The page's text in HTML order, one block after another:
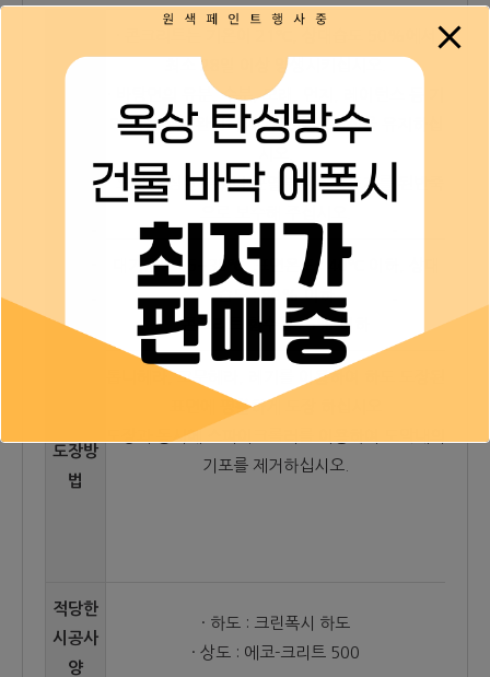
최소 28일 이상 양생시키십시오.
· 바탕면의 유분, 수분, 모래, 먼지, 레이턴스 등 기
타 이물질을 완전히 제거하고, 평탄성을 유지하십
· 요철이 심한 부위나 균열부위는 중도재를 된반죽
대기온도 : 5~35℃, 표면온도 : 40℃ 이하, 상대
습도 : 80% 이하
콘크리트 함수율 : 6% 이하
도장방
법
톱니헤라, 고무헤라, 레기를 이용하여 하도 도장된
표면에 평활하게 도장 하십시오
도장과 동시에 스파이크롤러를 이용하여 도막내의
기포를 제거하십시오.
적당한
시공사
양
· 하도 : 크린폭시 하도
· 상도 : 에코-크리트 500